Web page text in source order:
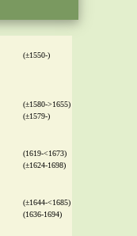
(±1550-)
(±1580->1655)
(±1579-)
(1619-<1673)
(±1624-1698)
(±1644-<1685)
(1636-1694)